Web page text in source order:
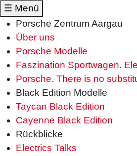
☰ Menü
Porsche Zentrum Aargau
Über uns
Porsche Modelle
Faszination Sportwagen.
Porsche. There is no
Black Edition Modelle
Taycan Black Edition
Cayenne Black Edition
Rückblicke
Electrics Talks